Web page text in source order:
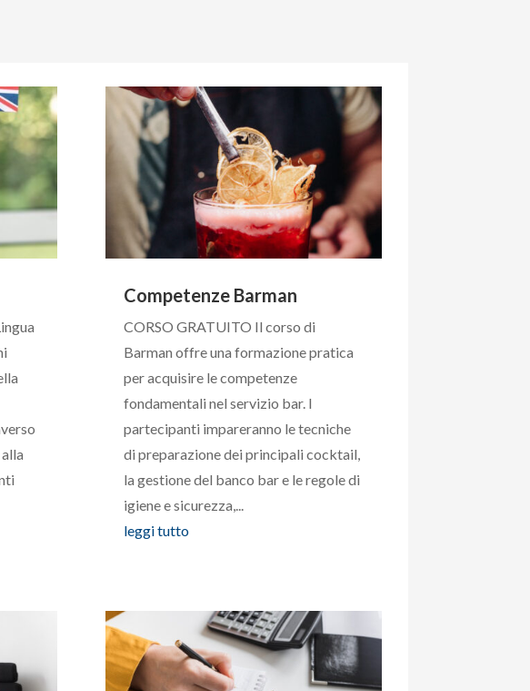
Competenze Barman
CORSO GRATUITO Il corso di
Barman offre una formazione pratica
per acquisire le competenze
fondamentali nel servizio bar. I
partecipanti impareranno le tecniche
di preparazione dei principali cocktail,
la gestione del banco bar e le regole di
igiene e sicurezza,...
leggi tutto